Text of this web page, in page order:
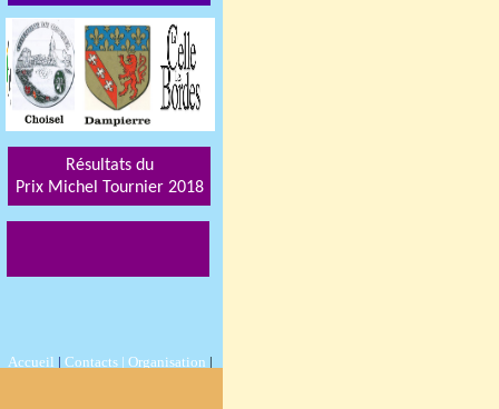
Accueil | Contacts | Organisation |
Résultats du
Prix Michel Tournier 2018